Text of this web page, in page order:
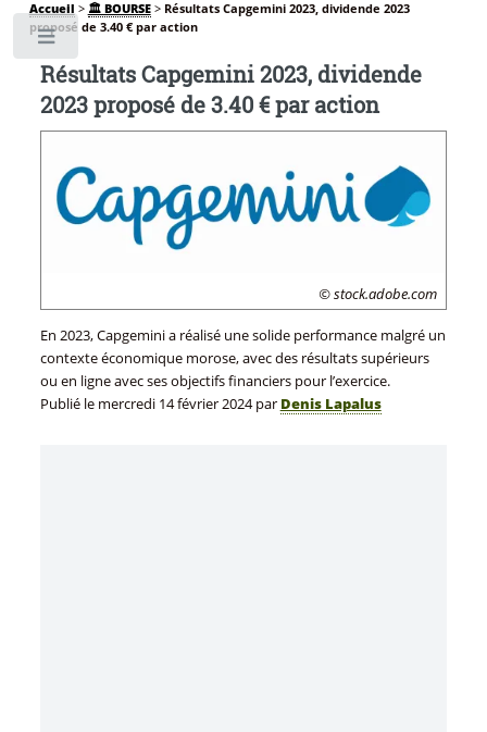
Accueil > 🏛️ BOURSE> Résultats Capgemini 2023, dividende 2023
proposé de 3.40 € par action
Résultats Capgemini 2023, dividende
2023 proposé de 3.40 € par action
© stock.adobe.com
En 2023, Capgemini a réalisé une solide performance malgré un
contexte économique morose, avec des résultats supérieurs
ou en ligne avec ses objectifs financiers pour l’exercice.
Publié le mercredi 14 février 2024par Denis Lapalus
Toggle